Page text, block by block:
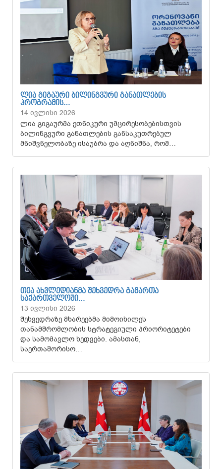
ᲚᲘᲐ ᲒᲘᲒᲐᲣᲠᲘ ᲑᲘᲚᲘᲜᲒᲕᲣᲠᲘ ᲒᲐᲜᲐᲗᲚᲔᲑᲘᲡ
ᲞᲠᲝᲒᲠᲐᲛᲘᲡ…
14 ივლისი 2026
ლია გიგაურმა ეთნიკური უმცირესობებისთვის
ბილინგვური განათლების განსაკუთრებულ
მნიშვნელობაზე ისაუბრა და აღნიშნა, რომ…
ᲗᲔᲐ ᲐᲮᲕᲚᲔᲓᲘᲐᲜᲛᲐ ᲨᲔᲮᲕᲔᲓᲠᲐ ᲒᲐᲛᲐᲠᲗᲐ
ᲡᲐᲥᲐᲠᲗᲕᲔᲚᲝᲨᲘ…
13 ივლისი 2026
შეხვედრაზე მხარეებმა მიმოიხილეს
თანამშრომლობის სტრატეგიული პრიორიტეტები
და სამომავლო ხედვები. ამასთან,
საერთაშორისო…